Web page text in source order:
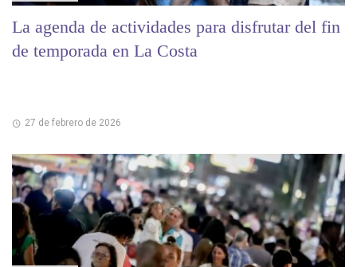
La agenda de actividades para disfrutar del fin
de temporada en La Costa
27 de febrero de 2026